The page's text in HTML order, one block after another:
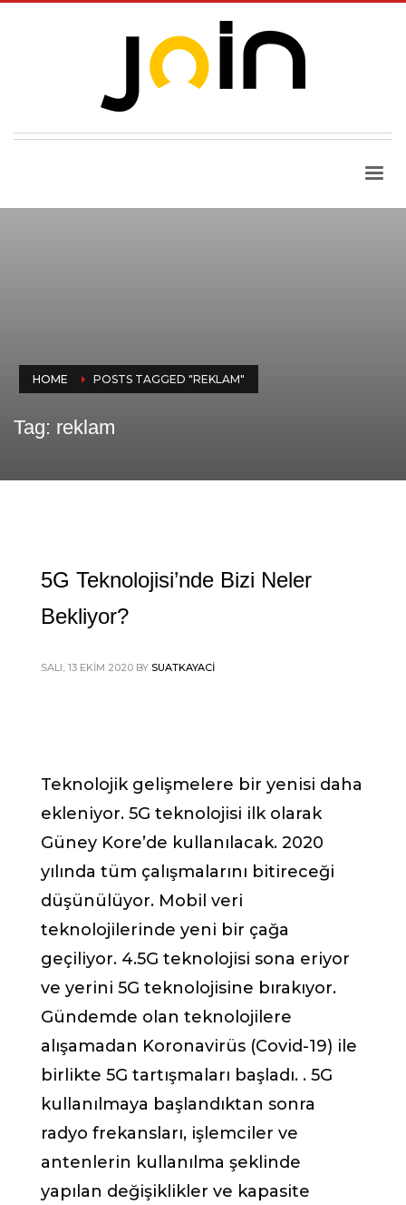
HOME POSTS TAGGED "REKLAM"
Tag: reklam
5G Teknolojisi’nde Bizi Neler
Bekliyor?
SALI, 13 EKIM 2020 BY SUATKAYACI
Teknolojik gelişmelere bir yenisi daha
ekleniyor. 5G teknolojisi ilk olarak
Güney Kore’de kullanılacak. 2020
yılında tüm çalışmalarını bitireceği
düşünülüyor. Mobil veri
teknolojilerinde yeni bir çağa
geçiliyor. 4.5G teknolojisi sona eriyor
ve yerini 5G teknolojisine bırakıyor.
Gündemde olan teknolojilere
alışamadan Koronavirüs (Covid-19) ile
birlikte 5G tartışmaları başladı. . 5G
kullanılmaya başlandıktan sonra
radyo frekansları, işlemciler ve
antenlerin kullanılma şeklinde
yapılan değişiklikler ve kapasite